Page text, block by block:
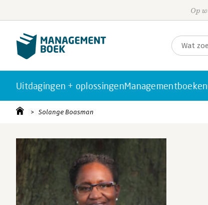
Op
Uitdagingen + oplossingenManagementboeken
Solange Boasman